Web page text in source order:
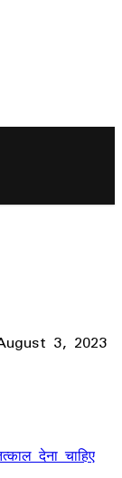
3, 2023